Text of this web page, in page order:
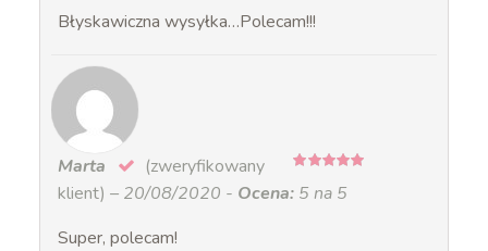
Błyskawiczna wysyłka…Polecam!!!
Marta
(zweryfikowany
klient) – 20/08/2020 - Ocena: 5 na 5
Super, polecam!